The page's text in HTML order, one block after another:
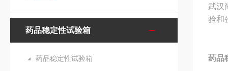
药品稳定性试验箱
药品稳定性试验箱
武汉
验和
药品